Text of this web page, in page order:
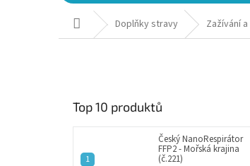
Domů Doplňky stravy Zažívání
Top 10 produktů
Český NanoRespirátor
FFP2 - Mořská krajina
(č.221)